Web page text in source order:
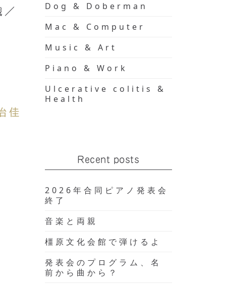
佳
Dog & Doberman
Mac & Computer
Music & Art
Piano & Work
Ulcerative colitis &
Health
Recent posts
2026年合同ピアノ発表会
終了
音楽と両親
橿原文化会館で弾けるよ
発表会のプログラム、名
前から曲から？